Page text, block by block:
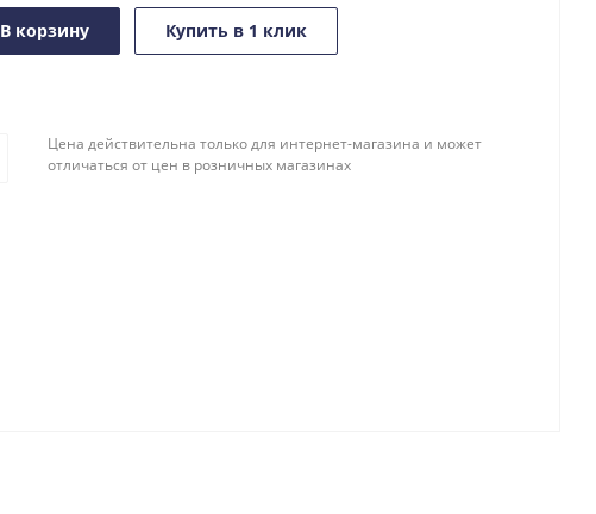
В корзину Купить в 1 клик
Цена действительна только для интернет-магазина и может
отличаться от цен в розничных магазинах